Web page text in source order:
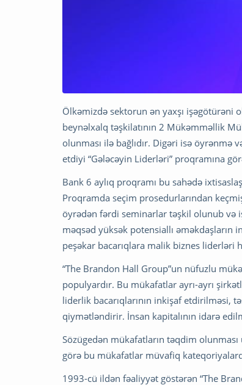
Ölkəmizdə sektorun ən yaxşı işəgötürəni
beynəlxalq təşkilatının 2 Mükəmməllik
olunması ilə bağlıdır. Digəri isə
etdiyi “Gələcəyin Liderləri” proqramına
Bank 6 aylıq proqramı bu sahədə
Proqramda seçim prosedurlarından
öyrədən fərdi seminarlar təşkil olunub və
məqsəd yüksək potensiallı əməkdaşların
peşəkar bacarıqlara malik biznes liderləri
“The Brandon Hall Group”un nüfuzlu
populyardır. Bu mükafatlar ayrı-ayrı
liderlik bacarıqlarının inkişaf etdirilməsi,
qiymətləndirir. İnsan kapitalının idarə
Sözügedən mükafatların təqdim
görə bu mükafatlar müvafiq
1993-cü ildən fəaliyyət göstərən “The